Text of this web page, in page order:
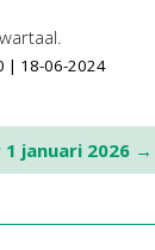
| 18-06-2024
januari 2026 →